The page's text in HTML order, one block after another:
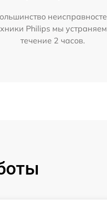
Philips мы
течение 2 часов.